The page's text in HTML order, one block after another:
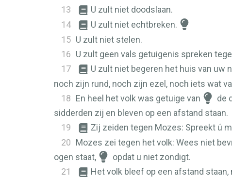
13
U zult niet doodslaan.
14
U zult niet echtbreken.
15 U zult niet stelen.
16 U zult geen vals getuigenis spreken
17
U zult niet begeren het huis van uw
noch zijn rund, noch zijn ezel, noch iets wat
18 En heel het volk was getuige van de
sidderden zij en bleven op een afstand staan.
19
Zij zeiden tegen Mozes: Spreekt ú
20 Mozes zei tegen het volk: Wees niet
ogen staat,
opdat u niet zondigt.
21
Het volk bleef op een afstand